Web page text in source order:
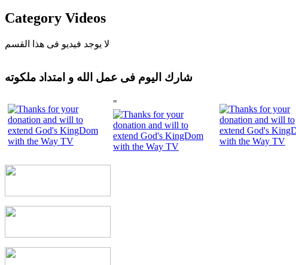
Category Videos
لا يوجد فيديو فى هذا القسم
شارك اليوم فى عمل الله و امتداد ملكوته
"